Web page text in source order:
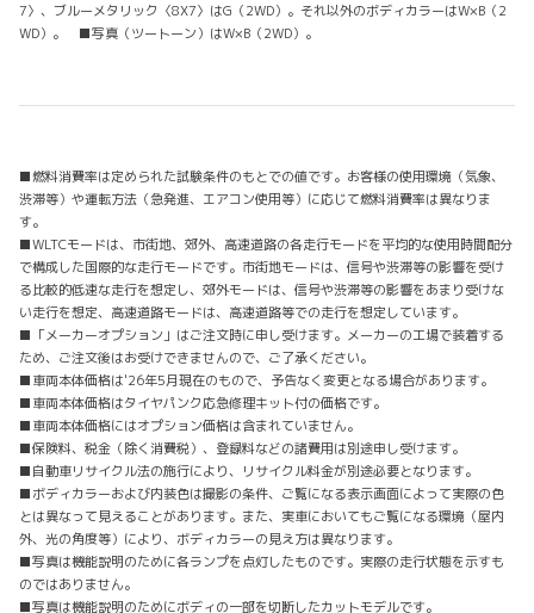
7〉、ブルーメタリック〈8X7〉はG（2WD）。それ以外のボディカラーはW×B（2
WD）。 ■写真（ツートーン）はW×B（2WD）。
■燃料消費率は定められた試験条件のもとでの値です。お客様の使用環境（気象、
渋滞等）や運転方法（急発進、エアコン使用等）に応じて燃料消費率は異なりま
す。
■WLTCモードは、市街地、郊外、高速道路の各走行モードを平均的な使用時間配分
で構成した国際的な走行モードです。市街地モードは、信号や渋滞等の影響を受け
る比較的低速な走行を想定し、郊外モードは、信号や渋滞等の影響をあまり受けな
い走行を想定、高速道路モードは、高速道路等での走行を想定しています。
■「メーカーオプション」はご注文時に申し受けます。メーカーの工場で装着する
ため、ご注文後はお受けできませんので、ご了承ください。
■車両本体価格は'26年5月現在のもので、予告なく変更となる場合があります。
■車両本体価格はタイヤパンク応急修理キット付の価格です。
■車両本体価格にはオプション価格は含まれていません。
■保険料、税金（除く消費税）、登録料などの諸費用は別途申し受けます。
■自動車リサイクル法の施行により、リサイクル料金が別途必要となります。
■ボディカラーおよび内装色は撮影の条件、ご覧になる表示画面によって実際の色
とは異なって見えることがあります。また、実車においてもご覧になる環境（屋内
外、光の角度等）により、ボディカラーの見え方は異なります。
■写真は機能説明のために各ランプを点灯したものです。実際の走行状態を示すも
のではありません。
■写真は機能説明のためにボディの一部を切断したカットモデルです。